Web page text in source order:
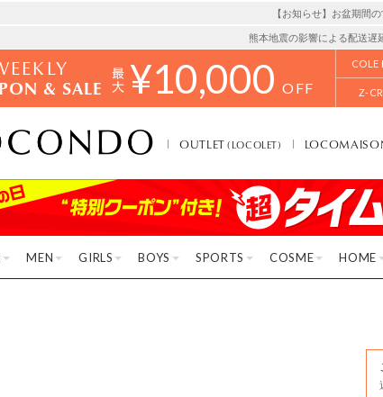
【お知らせ】お盆期間
熊本地震の影響による配送遅
& SALE ¥10,000 OFF
COLE
Z-
OUTLET(LOCOLET)
MEN GIRLS BOYS SPORTS COSME HOME